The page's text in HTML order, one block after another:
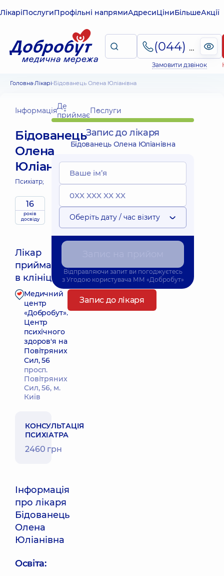
ЛікаріПослугиПрофільні напрямиАдресиЦіниБільшеАкції
(044) 495-2-888
Замовити дзвінок
Головна Лікарі Бідованець Олена Юліанівна
ІнформаціяДе
приймаєПослуги
Бідованець
Олена
Юліанівна
Психіатр;
16
років
досвіду
Лікар
приймає
в клініці
Найближчий час прийому: Завтра о 16:00
Медичний
центр
«Добробут».
Центр
психічного
здоров'я на
Повітряних
Сил, 56
просп.
Повітряних
Сил, 56, м.
Київ
Запис до лікаря
КОНСУЛЬТАЦІЯ
ПСИХІАТРА
2460 грн
Інформація
про лікаря
Бідованець
Олена
Юліанівна
Освіта:
Запис до лікаря
Бідованець Олена Юліанівна
Оберіть дату / час візиту
Відправляючи запит ви погоджуєтесь
з Угодою користувача ММ «Добробут»